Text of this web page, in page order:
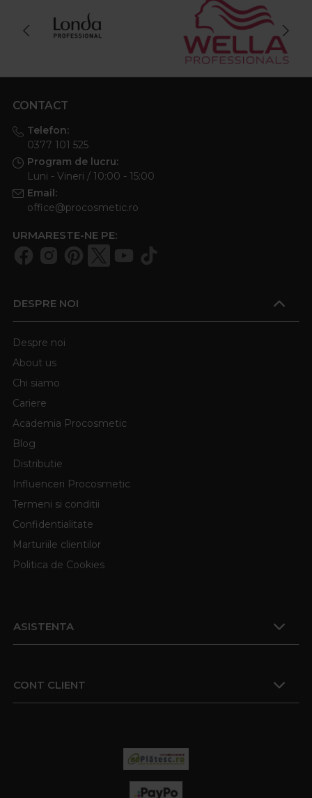
CONTACT
Telefon:
0377 101 525
Program de lucru:
Luni - Vineri / 10:00 - 15:00
Email:
office@procosmetic.ro
URMARESTE-NE PE:
DESPRE NOI
Despre noi
About us
Chi siamo
Cariere
Academia Procosmetic
Blog
Distributie
Influenceri Procosmetic
Termeni si conditii
Confidentialitate
Marturiile clientilor
Politica de Cookies
ASISTENTA
CONT CLIENT